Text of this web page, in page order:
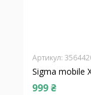
Sigma mobile
999 ₴